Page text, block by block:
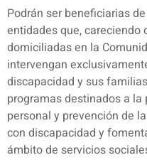
Podrán ser beneficiarias
entidades que, careciendo
domiciliadas en la
intervengan
discapacidad y sus
programas destinados a
personal y prevención de
con discapacidad y
ámbito de servicios